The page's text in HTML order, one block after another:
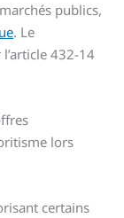
publics,
. Le
432-14
lors
certains